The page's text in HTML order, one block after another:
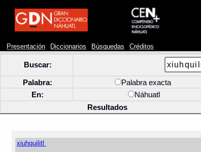
Presentación Diccionarios Búsquedas Créditos
Buscar:
Palabra: Palabra exacta
En:
Náhuatl
Resultados
xiuhquilitl